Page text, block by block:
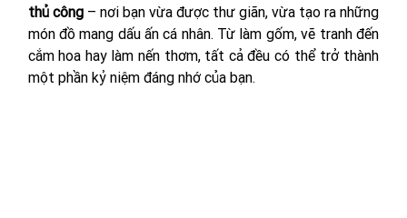
thủ công – nơi bạn vừa được thư giãn, vừa tạo ra những
món đồ mang dấu ấn cá nhân. Từ làm gốm, vẽ tranh đến
cắm hoa hay làm nến thơm, tất cả đều có thể trở thành
một phần kỷ niệm đáng nhớ của bạn.